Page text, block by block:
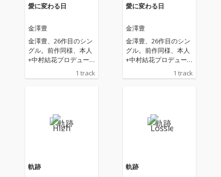
愛に変わる日
金澤豊
金澤豊、26作目のシン
グル。前作同様、本人
+中村結花プロデュー
は中村結花が担当。内
村のもはや十八番。そ
こに金澤豊の歌声が相
することに成功してい
る。
1 track
愛に変わる日
金澤豊
金澤豊、26作目のシン
グル。前作同様、本人
+中村結花プロデュー
ス。作詞・作曲・編曲
は中村結花が担当。内
村のもはや十八番。そ
こに金澤豊の歌声が相
することに成功してい
る。
1 track
軌跡 軌跡